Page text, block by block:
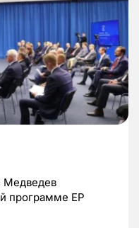
Медведев
программе ЕР